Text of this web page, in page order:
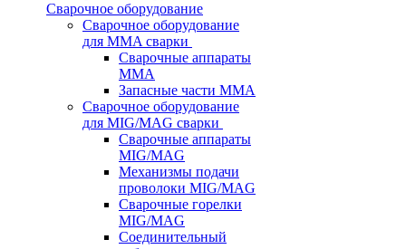
Сварочное оборудование
Сварочное оборудование
для MMA сварки
Сварочные аппараты
MMA
Запасные части MMA
Сварочное оборудование
для MIG/MAG сварки
Сварочные аппараты
MIG/MAG
Механизмы подачи
проволоки MIG/MAG
Сварочные горелки
MIG/MAG
Соединительный